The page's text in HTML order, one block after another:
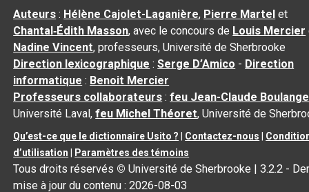
Auteurs : Hélène Cajolet-Laganière, Pierre Martel et
Chantal‑Édith Masson, avec le concours de Louis Mercier
Nadine Vincent, professeurs, Université de Sherbrooke
Direction lexicographique :Serge D’Amico - Direction
informatique : Benoit Mercier
Professeurs collaborateurs :feu Jean-Claude
Université Laval,feu Michel Théoret, Université de
Qu’est-ce que le dictionnaire Usito ? Contactez-nous
d’utilisation
Paramètres des témoins
Tous droits réservés © Université de Sherbrooke |3.2.2 -
mise à jour du contenu :2026-08-03